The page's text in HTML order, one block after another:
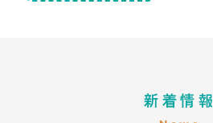
新着情報